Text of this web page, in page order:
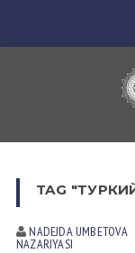
TAG
NADEJDA UMBETOVА
NАZАRIYASI